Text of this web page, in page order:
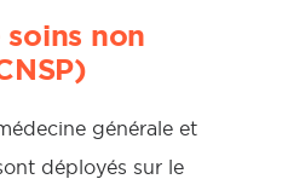
non
générale et
déployés sur le